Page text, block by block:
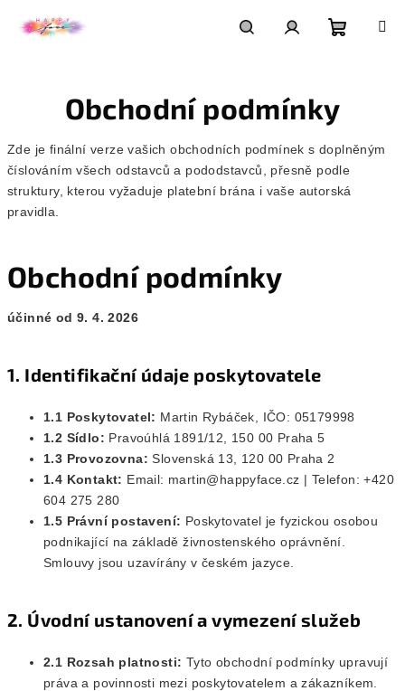
košík
Obchodní podmínky
Zde je finální verze vašich obchodních podmínek s doplněným
číslováním všech odstavců a pododstavců, přesně podle
struktury, kterou vyžaduje platební brána i vaše autorská
pravidla.
Obchodní podmínky
účinné od 9. 4. 2026
1. Identifikační údaje poskytovatele
1.1 Poskytovatel: Martin Rybáček, IČO: 05179998
1.2 Sídlo: Pravoúhlá 1891/12, 150 00 Praha 5
1.3 Provozovna: Slovenská 13, 120 00 Praha 2
1.4 Kontakt: Email: martin@happyface.cz | Telefon: +420
604 275 280
1.5 Právní postavení: Poskytovatel je fyzickou osobou
podnikající na základě živnostenského oprávnění.
Smlouvy jsou uzavírány v českém jazyce.
2. Úvodní ustanovení a vymezení služeb
2.1 Rozsah platnosti: Tyto obchodní podmínky upravují
práva a povinnosti mezi poskytovatelem a zákazníkem.